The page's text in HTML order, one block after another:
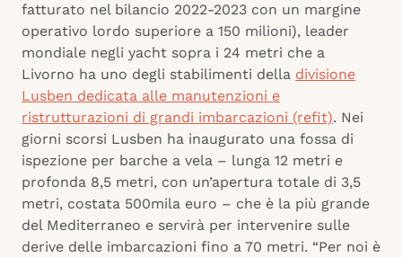
fatturato nel bilancio 2022-2023 con un margine
operativo lordo superiore a 150 milioni), leader
mondiale negli yacht sopra i 24 metri che a
Livorno ha uno degli stabilimenti della divisione
Lusben dedicata alle manutenzioni e
ristrutturazioni di grandi imbarcazioni (refit). Nei
giorni scorsi Lusben ha inaugurato una fossa di
ispezione per barche a vela – lunga 12 metri e
profonda 8,5 metri, con un’apertura totale di 3,5
metri, costata 500mila euro – che è la più grande
del Mediterraneo e servirà per intervenire sulle
derive delle imbarcazioni fino a 70 metri. “Per noi è